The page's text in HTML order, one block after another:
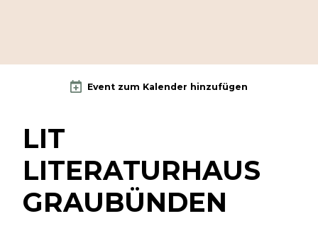
Event zum Kalender hinzufügen
LIT
LITERATURHAUS
GRAUBÜNDEN